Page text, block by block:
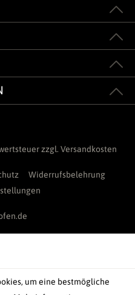
zzgl. Versandkosten
Widerrufsbelehrung
um eine bestmögliche